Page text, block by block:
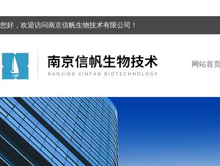
您好，欢迎访问南京信帆生物技术有限公司！
网站首